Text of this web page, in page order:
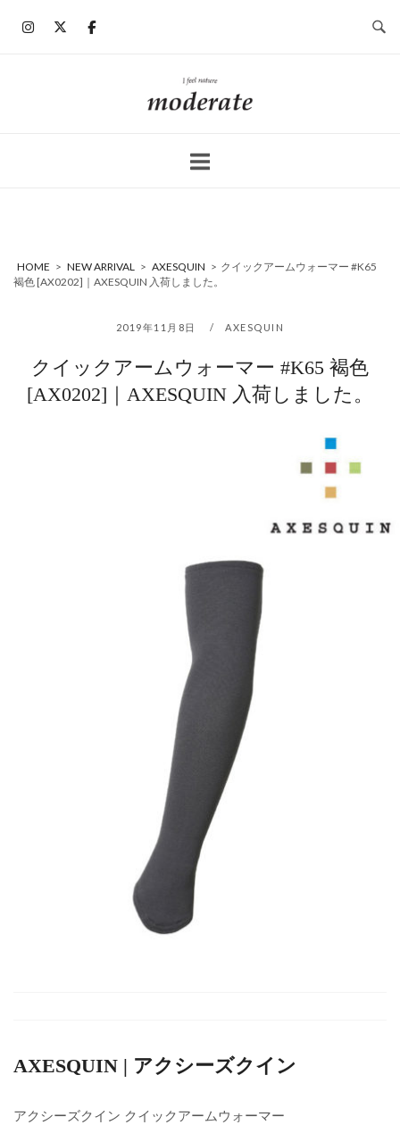
ホ
ー
HOME > NEW ARRIVAL > AXESQUIN > クイックアームウォーマー #K65
褐色 [AX0202]｜AXESQUIN 入荷しました。
2019年11月8日 AXESQUIN
クイックアームウォーマー #K65 褐色
[AX0202]｜AXESQUIN 入荷しました。
AXESQUIN | アクシーズクイン
アクシーズクイン クイックアームウォーマー